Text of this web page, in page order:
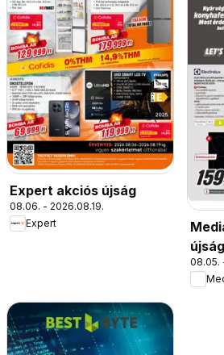
Expert akciós újság
08.06. - 2026.08.19.
Expert
újság
08.05.